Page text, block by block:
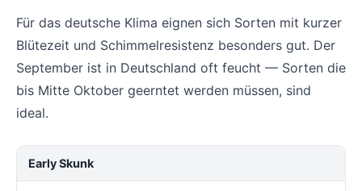
Für das deutsche Klima eignen sich Sorten mit kurzer
Blütezeit und Schimmelresistenz besonders gut. Der
September ist in Deutschland oft feucht — Sorten die
bis Mitte Oktober geerntet werden müssen, sind
ideal.
Early Skunk